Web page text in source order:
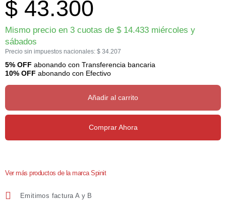
$ 43.300
Mismo precio en 3 cuotas de $14.433 miércoles y
sábados
Precio sin impuestos nacionales: $ 34.207
5% OFF abonando con Transferencia bancaria
10% OFF abonando con Efectivo
Añadir al carrito
Comprar Ahora
Ver más productos de la marca Spinit
Emitimos factura A y B